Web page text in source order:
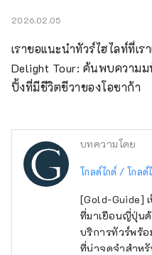
2026.02.05
เราขอแนะนำทัวร์ไฮไลท์ที่เร
Delight Tour: ค้นพบความ
ปิ้งที่มีชีวิตชีวาของโอซาก้า
บทความโดย
โกลด์ไกด์ / โกลด์
[Gold-Guide]
ที่มาเยือนญี่ปุ่น
บริการทัวร์พร้อ
ที่น่าจดจำสำห